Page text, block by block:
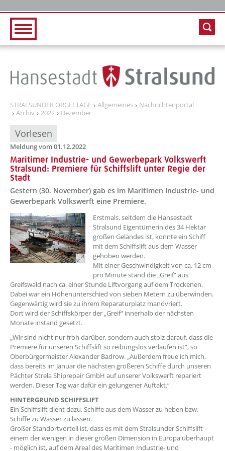
STRALSUNDER ORGELTAGE Allgemeines
Nachrichtenportal
Archiv
2022 Dezember
Vorlesen
Meldung vom 01.12.2022
Maritimer Industrie- und Gewerbepark Volkswerft
Stralsund: Premiere für Schiffslift unter Regie der
Stadt
Gestern (30. November) gab es im Maritimen Industrie- und
Gewerbepark Volkswerft eine Premiere.
??? absaetzeOben[1]/titel ???
Erstmals, seitdem die Hansestadt
Stralsund Eigentümerin des 34 Hektar
großen Geländes ist, konnte ein Schiff
mit dem Schiffslift aus dem Wasser
gehoben werden.
Mit einer Geschwindigkeit von ca. 12 cm
pro Minute stand die „Greif“ aus
Greifswald nach ca. einer Stunde Liftvorgang auf dem Trockenen.
Dabei war ein Höhenunterschied von sieben Metern zu überwinden.
Gegenwärtig wird sie zu ihrem Reparaturplatz manövriert.
Dort wird der Schiffskörper der „Greif“ innerhalb der nächsten
Monate instand gesetzt.
„Wir sind nicht nur froh darüber, sondern auch stolz darauf, dass die
Premiere für unseren Schiffslift so reibungslos verlaufen ist“, so
Oberbürgermeister Alexander Badrow. „Außerdem freue ich mich,
dass bereits im Januar die nächsten größeren Schiffe durch unseren
Pächter Strela Shiprepair GmbH auf unserer Volkswerft repariert
werden. Dieser Tag war dafür ein gelungener Auftakt.“
HINTERGRUND SCHIFFSLIFT
Ein Schiffslift dient dazu, Schiffe aus dem Wasser zu heben bzw.
Schiffe zu Wasser zu lassen.
Großer Standortvorteil ist, dass es mit dem Stralsunder Schiffslift -
einem der wenigen in dieser großen Dimension in Europa überhaupt
- möglich ist, auf dem Areal des Maritimen Industrie- und